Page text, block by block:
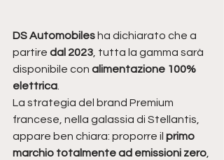
DS Automobiles ha dichiarato che a
partire dal 2023 , tutta la gamma sarà
disponibile con alimentazione 100%
elettrica
La strategia del brand Premium
francese, nella galassia di Stellantis,
appare ben chiara: proporre il primo
marchio totalmente ad emissioni zero